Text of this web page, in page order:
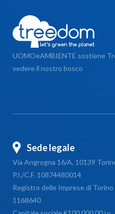
UOMOeAMBIENTE sostiene
vedere il nostro bosco
Sede legale
Via Angrogna 16/A, 10139
P.I./C.F. 10874480014
Registro delle Imprese di
1168640